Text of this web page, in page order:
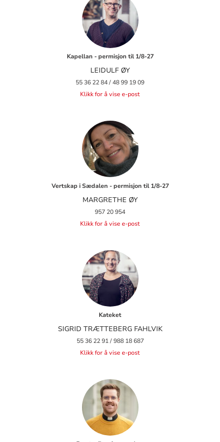
Kapellan - permisjon til 1/8-27
LEIDULF ØY
55 36 22 84 / 48 99 19 09
Klikk for å vise e-post
Vertskap i Sædalen - permisjon til 1/8-27
MARGRETHE ØY
957 20 954
Klikk for å vise e-post
Kateket
SIGRID TRÆTTEBERG FAHLVIK
55 36 22 91 / 988 18 687
Klikk for å vise e-post